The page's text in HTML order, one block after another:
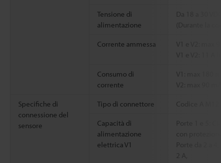
Tensione di
alimentazione
Da 18 a 30
(Durante la
Corrente ammessa
V1 e V2: max
V1 e V2: 11 A
Consumo di
corrente
V1: max 180
V2: max 90
Specifiche di
connessione del
sensore
Tipo di connettore Codice A
Capacità di
alimentazione
elettrica V1
Porte 1 e 5:
con
Porte da 2 a
2 A,